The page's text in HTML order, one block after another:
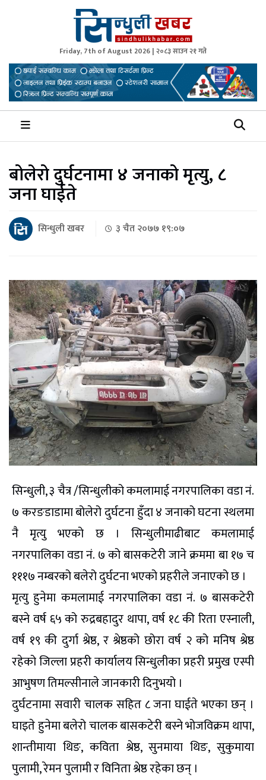
Sindhuli Khabar
News from Sindhuli Nepal
Friday, 7th of August 2026 | २०८३ साउन २१ गते
बोलेरो दुर्घटनामा ४ जनाको मृत्यु, ८
जना घाईते
सिन्धुली खबर ३ चैत २०७७ १९:०७
सिन्धुली, ३ चैत्र /सिन्धुलीको कमलामाई नगरपालिका वडा नं.
७ करङडाडामा बोलेरो दुर्घटना हुँदा ४ जनाको घटना स्थलमा
नै मृत्यु भएको छ । सिन्धुलीमाढीबाट कमलामाई
नगरपालिका वडा नं. ७ को बासकटेरी जाने क्रममा बा १७ च
१११७ नम्बरको बलेरो दुर्घटना भएको प्रहरीले जनाएको छ ।
मृत्यु हुनेमा कमलामाई नगरपालिका वडा नं. ७ बासकटेरी
बस्ने वर्ष ६५ को रुद्रबहादुर थापा, वर्ष १८ की रिता एस्नाली,
वर्ष १९ की दुर्गा श्रेष्ठ, र श्रेष्ठको छोरा वर्ष २ को मनिष श्रेष्ठ
रहेको जिल्ला प्रहरी कार्यालय सिन्धुलीका प्रहरी प्रमुख एस्पी
आभुषण तिमल्सीनाले जानकारी दिनुभयो ।
दुर्घटनामा सवारी चालक सहित ८ जना घाईते भएका छन् ।
घाइते हुनेमा बलेरो चालक बासकटेरी बस्ने भोजविक्रम थापा,
शान्तीमाया थिङ, कविता श्रेष्ठ, सुनमाया थिङ, सुकुमाया
पुलामी, रेमन पुलामी र विनिता श्रेष्ठ रहेका छन् ।